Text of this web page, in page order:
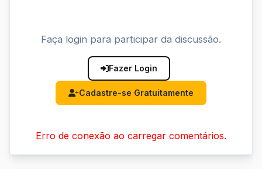
Faça login para participar da discussão.
Fazer Login
Cadastre-se Gratuitamente
Erro de conexão ao carregar comentários.